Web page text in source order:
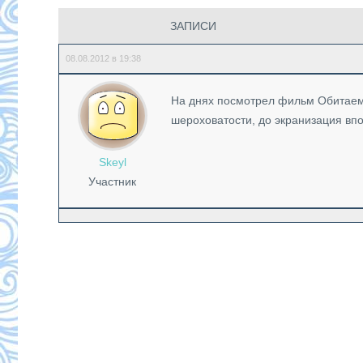
ЗАПИСИ
08.08.2012 в 19:38
Skeyl
Участник
На днях посмотрел фильм
шероховатости, до экранизация